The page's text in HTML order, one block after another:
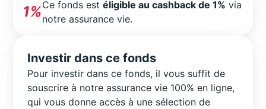
1%Ce fonds estéligible au cashback de 1% via
notre assurance vie.
Investir dans ce fonds
Pour investir dans ce fonds, il vous suffit de
souscrire à notre assurance vie 100% en ligne,
qui vous donne accès à une sélection de